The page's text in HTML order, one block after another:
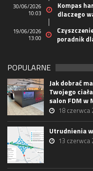
30/06/2026
10:03
Kompas
dlaczego
19/06/2026
13:00
poradnik
POPULARNE
Jak dobrać
Twojego
salon FDM w
18 czerwca
Utrudnienia
13 czerwca